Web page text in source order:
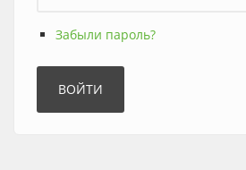
Забыли пароль?